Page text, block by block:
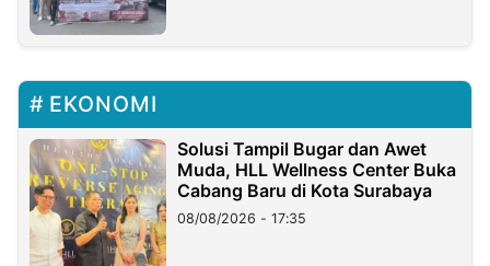
EKONOMI
Solusi Tampil Bugar dan Awet
Muda, HLL Wellness Center Buka
Cabang Baru di Kota Surabaya
08/08/2026 - 17:35